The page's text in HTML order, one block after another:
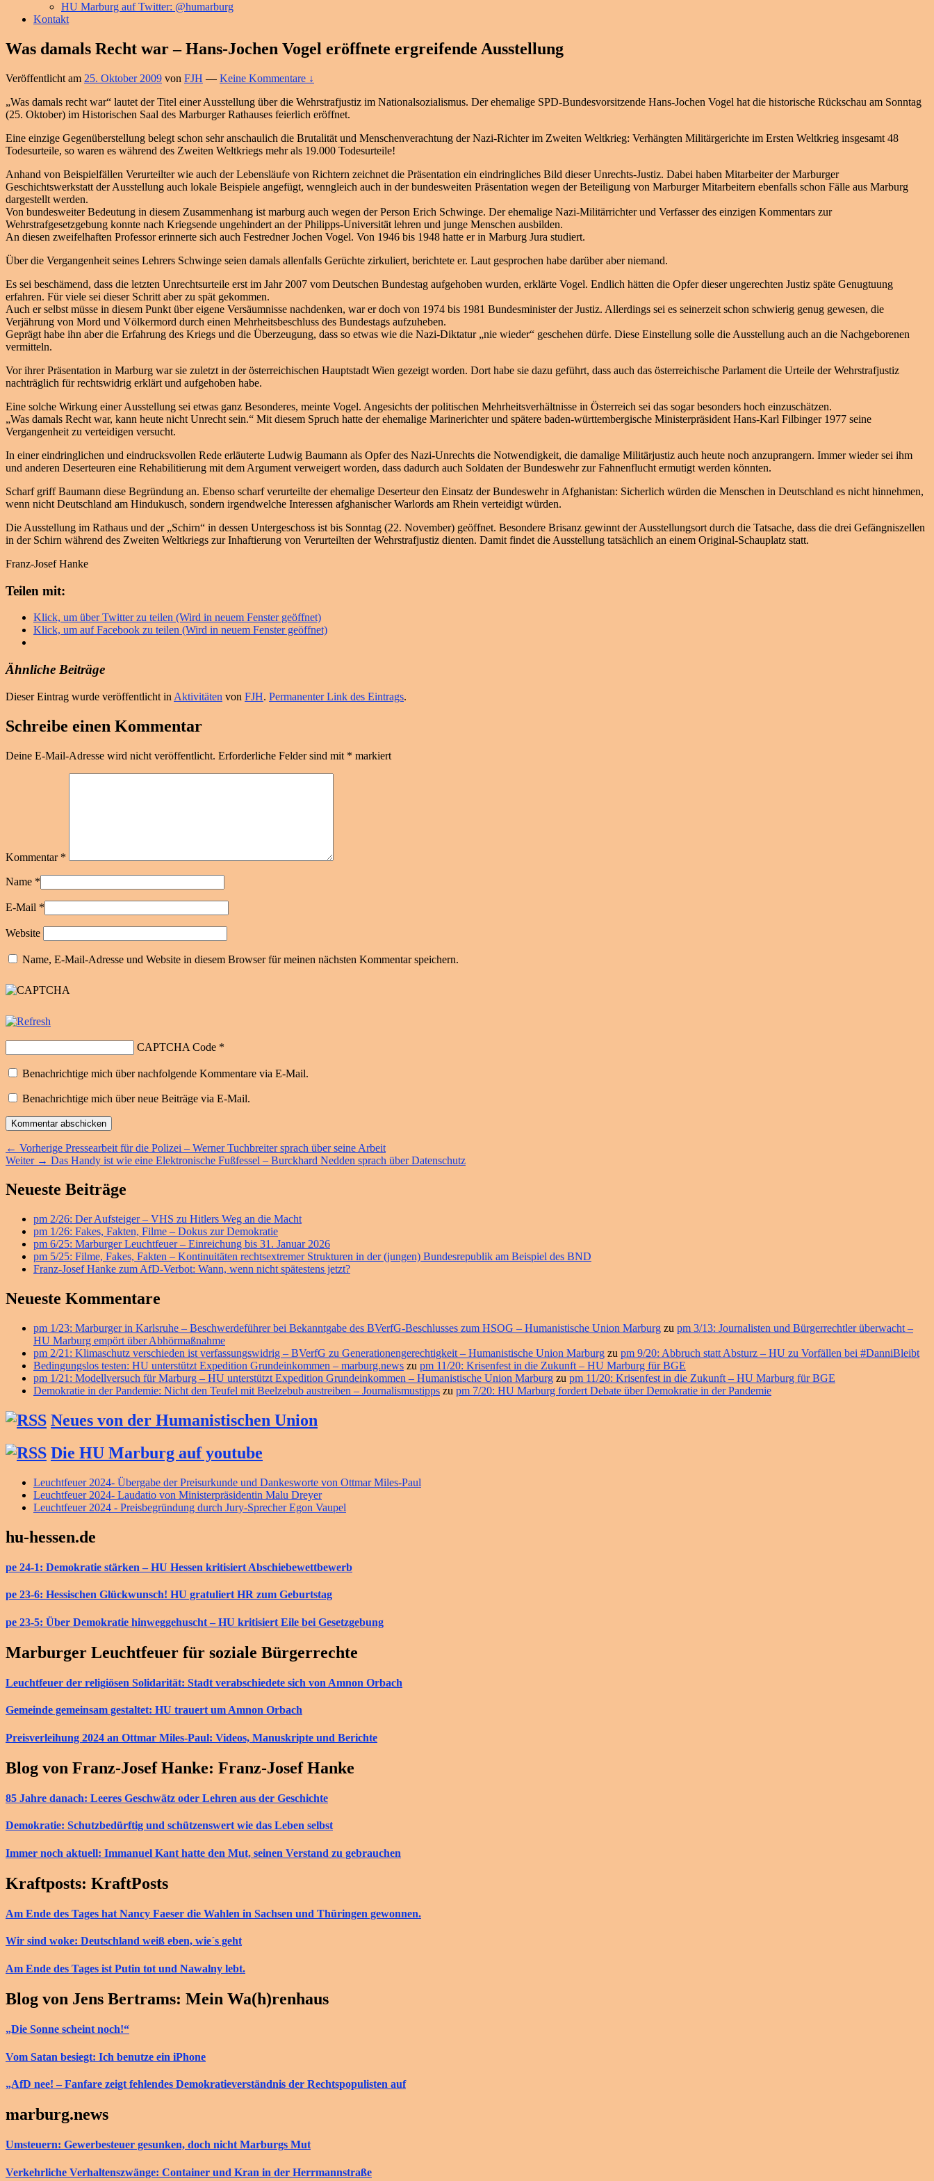
HU Marburg auf Twitter: @humarburg
Kontakt
Was damals Recht war – Hans-Jochen Vogel eröffnete ergreifende Ausstellung
Veröffentlicht am 25. Oktober 2009 von FJH — Keine Kommentare ↓
„Was damals recht war“ lautet der Titel einer Ausstellung über die Wehrstrafjustiz im Nationalsozialismus. Der ehemalige SPD-Bundesvorsitzende Hans-Jochen Vogel hat die historische Rückschau am Sonntag
(25. Oktober) im Historischen Saal des Marburger Rathauses feierlich eröffnet.
Eine einzige Gegenüberstellung belegt schon sehr anschaulich die Brutalität und Menschenverachtung der Nazi-Richter im Zweiten Weltkrieg: Verhängten Militärgerichte im Ersten Weltkrieg insgesamt 48
Todesurteile, so waren es während des Zweiten Weltkriegs mehr als 19.000 Todesurteile!
Anhand von Beispielfällen Verurteilter wie auch der Lebensläufe von Richtern zeichnet die Präsentation ein eindringliches Bild dieser Unrechts-Justiz. Dabei haben Mitarbeiter der Marburger
Geschichtswerkstatt der Ausstellung auch lokale Beispiele angefügt, wenngleich auch in der bundesweiten Präsentation wegen der Beteiligung von Marburger Mitarbeitern ebenfalls schon Fälle aus Marburg
dargestellt werden.
Von bundesweiter Bedeutung in diesem Zusammenhang ist marburg auch wegen der Person Erich Schwinge. Der ehemalige Nazi-Militärrichter und Verfasser des einzigen Kommentars zur
Wehrstrafgesetzgebung konnte nach Kriegsende ungehindert an der Philipps-Universität lehren und junge Menschen ausbilden.
An diesen zweifelhaften Professor erinnerte sich auch Festredner Jochen Vogel. Von 1946 bis 1948 hatte er in Marburg Jura studiert.
Über die Vergangenheit seines Lehrers Schwinge seien damals allenfalls Gerüchte zirkuliert, berichtete er. Laut gesprochen habe darüber aber niemand.
Es sei beschämend, dass die letzten Unrechtsurteile erst im Jahr 2007 vom Deutschen Bundestag aufgehoben wurden, erklärte Vogel. Endlich hätten die Opfer dieser ungerechten Justiz späte Genugtuung
erfahren. Für viele sei dieser Schritt aber zu spät gekommen.
Auch er selbst müsse in diesem Punkt über eigene Versäumnisse nachdenken, war er doch von 1974 bis 1981 Bundesminister der Justiz. Allerdings sei es seinerzeit schon schwierig genug gewesen, die
Verjährung von Mord und Völkermord durch einen Mehrheitsbeschluss des Bundestags aufzuheben.
Geprägt habe ihn aber die Erfahrung des Kriegs und die Überzeugung, dass so etwas wie die Nazi-Diktatur „nie wieder“ geschehen dürfe. Diese Einstellung solle die Ausstellung auch an die Nachgeborenen
vermitteln.
Vor ihrer Präsentation in Marburg war sie zuletzt in der österreichischen Hauptstadt Wien gezeigt worden. Dort habe sie dazu geführt, dass auch das österreichische Parlament die Urteile der Wehrstrafjustiz
nachträglich für rechtswidrig erklärt und aufgehoben habe.
Eine solche Wirkung einer Ausstellung sei etwas ganz Besonderes, meinte Vogel. Angesichts der politischen Mehrheitsverhältnisse in Österreich sei das sogar besonders hoch einzuschätzen.
„Was damals Recht war, kann heute nicht Unrecht sein.“ Mit diesem Spruch hatte der ehemalige Marinerichter und spätere baden-württembergische Ministerpräsident Hans-Karl Filbinger 1977 seine
Vergangenheit zu verteidigen versucht.
In einer eindringlichen und eindrucksvollen Rede erläuterte Ludwig Baumann als Opfer des Nazi-Unrechts die Notwendigkeit, die damalige Militärjustiz auch heute noch anzuprangern. Immer wieder sei ihm
und anderen Deserteuren eine Rehabilitierung mit dem Argument verweigert worden, dass dadurch auch Soldaten der Bundeswehr zur Fahnenflucht ermutigt werden könnten.
Scharf griff Baumann diese Begründung an. Ebenso scharf verurteilte der ehemalige Deserteur den Einsatz der Bundeswehr in Afghanistan: Sicherlich würden die Menschen in Deutschland es nicht hinnehmen,
wenn nicht Deutschland am Hindukusch, sondern irgendwelche Interessen afghanischer Warlords am Rhein verteidigt würden.
Die Ausstellung im Rathaus und der „Schirn“ in dessen Untergeschoss ist bis Sonntag (22. November) geöffnet. Besondere Brisanz gewinnt der Ausstellungsort durch die Tatsache, dass die drei Gefängniszellen
in der Schirn während des Zweiten Weltkriegs zur Inhaftierung von Verurteilten der Wehrstrafjustiz dienten. Damit findet die Ausstellung tatsächlich an einem Original-Schauplatz statt.
Franz-Josef Hanke
Teilen mit:
Klick, um über Twitter zu teilen (Wird in neuem Fenster geöffnet)
Klick, um auf Facebook zu teilen (Wird in neuem Fenster geöffnet)
Ähnliche Beiträge
Dieser Eintrag wurde veröffentlicht in Aktivitäten von FJH. Permanenter Link des Eintrags.
Schreibe einen Kommentar
Deine E-Mail-Adresse wird nicht veröffentlicht. Erforderliche Felder sind mit * markiert
Kommentar *
Name *
E-Mail *
Website
Name, E-Mail-Adresse und Website in diesem Browser für meinen nächsten Kommentar speichern.
CAPTCHA Code *
Benachrichtige mich über nachfolgende Kommentare via E-Mail.
Benachrichtige mich über neue Beiträge via E-Mail.
Beitragsnavigation
← Vorherige Vorheriger
Beitrag:
Pressearbeit für die Polizei – Werner Tuchbreiter sprach über seine Arbeit
Weiter → Nächster
Das Handy ist wie eine Elektronische Fußfessel – Burckhard Nedden sprach über Datenschutz
Primärer
Widget-
Bereich
Neueste Beiträge
pm 2/26: Der Aufsteiger – VHS zu Hitlers Weg an die Macht
pm 1/26: Fakes, Fakten, Filme – Dokus zur Demokratie
pm 6/25: Marburger Leuchtfeuer – Einreichung bis 31. Januar 2026
pm 5/25: Filme, Fakes, Fakten – Kontinuitäten rechtsextremer Strukturen in der (jungen) Bundesrepublik am Beispiel des BND
Franz-Josef Hanke zum AfD-Verbot: Wann, wenn nicht spätestens jetzt?
Neueste Kommentare
pm 1/23: Marburger in Karlsruhe – Beschwerdeführer bei Bekanntgabe des BVerfG-Beschlusses zum HSOG – Humanistische Union Marburg zu pm 3/13: Journalisten und Bürgerrechtler überwacht –
HU Marburg empört über Abhörmaßnahme
pm 2/21: Klimaschutz verschieden ist verfassungswidrig – BVerfG zu Generationengerechtigkeit – Humanistische Union Marburg zu pm 9/20: Abbruch statt Absturz – HU zu Vorfällen bei #DanniBleibt
Bedingungslos testen: HU unterstützt Expedition Grundeinkommen – marburg.news zu pm 11/20: Krisenfest in die Zukunft – HU Marburg für BGE
pm 1/21: Modellversuch für Marburg – HU unterstützt Expedition Grundeinkommen – Humanistische Union Marburg zu pm 11/20: Krisenfest in die Zukunft – HU Marburg für BGE
Demokratie in der Pandemie: Nicht den Teufel mit Beelzebub austreiben – Journalismustipps zu pm 7/20: HU Marburg fordert Debate über Demokratie in der Pandemie
Neues von der Humanistischen Union
Die HU Marburg auf youtube
Leuchtfeuer 2024- Übergabe der Preisurkunde und Dankesworte von Ottmar Miles-Paul
Leuchtfeuer 2024- Laudatio von Ministerpräsidentin Malu Dreyer
Leuchtfeuer 2024 - Preisbegründung durch Jury-Sprecher Egon Vaupel
hu-hessen.de
pe 24-1: Demokratie stärken – HU Hessen kritisiert Abschiebewettbewerb
pe 23-6: Hessischen Glückwunsch! HU gratuliert HR zum Geburtstag
pe 23-5: Über Demokratie hinweggehuscht – HU kritisiert Eile bei Gesetzgebung
Marburger Leuchtfeuer für soziale Bürgerrechte
Leuchtfeuer der religiösen Solidarität: Stadt verabschiedete sich von Amnon Orbach
Gemeinde gemeinsam gestaltet: HU trauert um Amnon Orbach
Preisverleihung 2024 an Ottmar Miles-Paul: Videos, Manuskripte und Berichte
Blog von Franz-Josef Hanke: Franz-Josef Hanke
85 Jahre danach: Leeres Geschwätz oder Lehren aus der Geschichte
Demokratie: Schutzbedürftig und schützenswert wie das Leben selbst
Immer noch aktuell: Immanuel Kant hatte den Mut, seinen Verstand zu gebrauchen
Kraftposts: KraftPosts
Am Ende des Tages hat Nancy Faeser die Wahlen in Sachsen und Thüringen gewonnen.
Wir sind woke: Deutschland weiß eben, wie´s geht
Am Ende des Tages ist Putin tot und Nawalny lebt.
Blog von Jens Bertrams: Mein Wa(h)renhaus
„Die Sonne scheint noch!“
Vom Satan besiegt: Ich benutze ein iPhone
„AfD nee! – Fanfare zeigt fehlendes Demokratieverständnis der Rechtspopulisten auf
marburg.news
Umsteuern: Gewerbesteuer gesunken, doch nicht Marburgs Mut
Verkehrliche Verhaltenszwänge: Container und Kran in der Herrmannstraße